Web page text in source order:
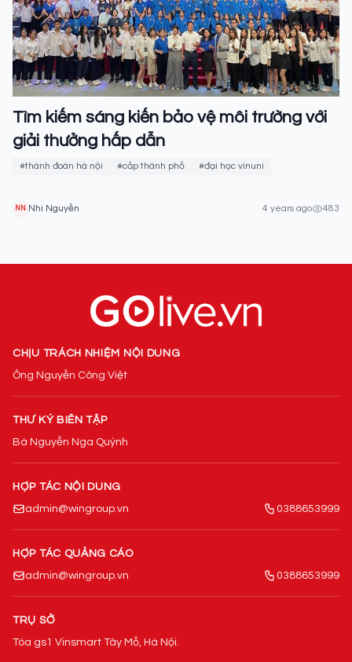
Tìm kiếm sáng kiến bảo vệ môi trường với
giải thưởng hấp dẫn
#thành đoàn hà nội #cấp thành phố #đại học vinuni
NN Nhi Nguyễn 4 years ago 483
CHỊU TRÁCH NHIỆM NỘI DUNG
Ông Nguyễn Công Việt
THƯ KÝ BIÊN TẬP
Bà Nguyễn Nga Quỳnh
HỢP TÁC NỘI DUNG
admin@wingroup.vn
0388653999
HỢP TÁC QUẢNG CÁO
admin@wingroup.vn
0388653999
TRỤ SỞ
Tòa gs1 Vinsmart Tây Mỗ, Hà Nội.